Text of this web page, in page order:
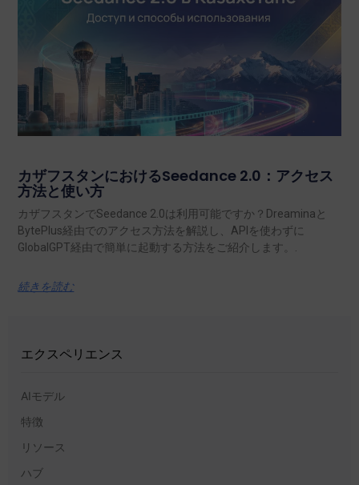
カザフスタンにおけるSeedance 2.0：アクセス
方法と使い方
カザフスタンでSeedance 2.0は利用可能ですか？Dreaminaと
BytePlus経由でのアクセス方法を解説し、APIを使わずに
GlobalGPT経由で簡単に起動する方法をご紹介します。.
続きを読む
エクスペリエンス
AIモデル
特徴
リソース
ハブ